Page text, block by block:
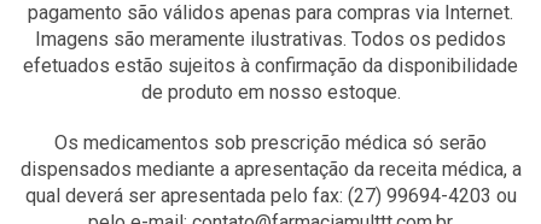
pagamento são válidos apenas para compras via Internet.
Imagens são meramente ilustrativas. Todos os pedidos
efetuados estão sujeitos à confirmação da disponibilidade
de produto em nosso estoque.
Os medicamentos sob prescrição médica só serão
dispensados mediante a apresentação da receita médica, a
qual deverá ser apresentada pelo fax: (27) 99694-4203 ou